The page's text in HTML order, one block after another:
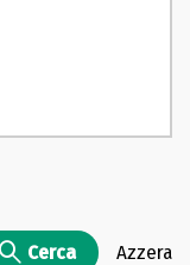
Cerca Azzera